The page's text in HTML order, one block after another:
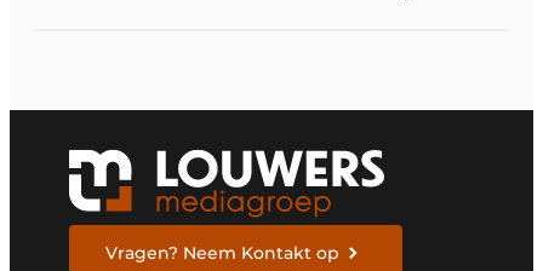
Vragen? Neem Kontakt op